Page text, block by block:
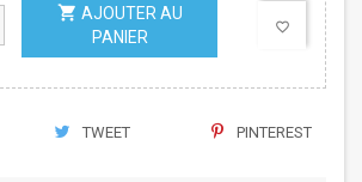
shopping_cart AJOUTER AU
PANIER
favorite_border
TWEET PINTEREST